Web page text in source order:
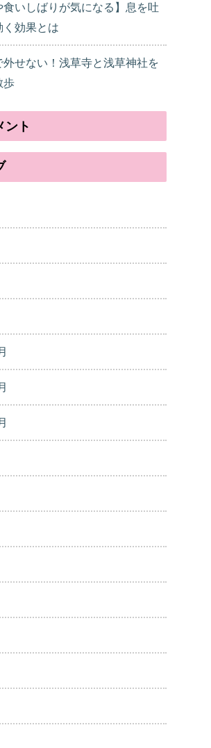
食いしばりが気になる】息を吐
く効果とは
外せない！浅草寺と浅草神社を
歩
ント